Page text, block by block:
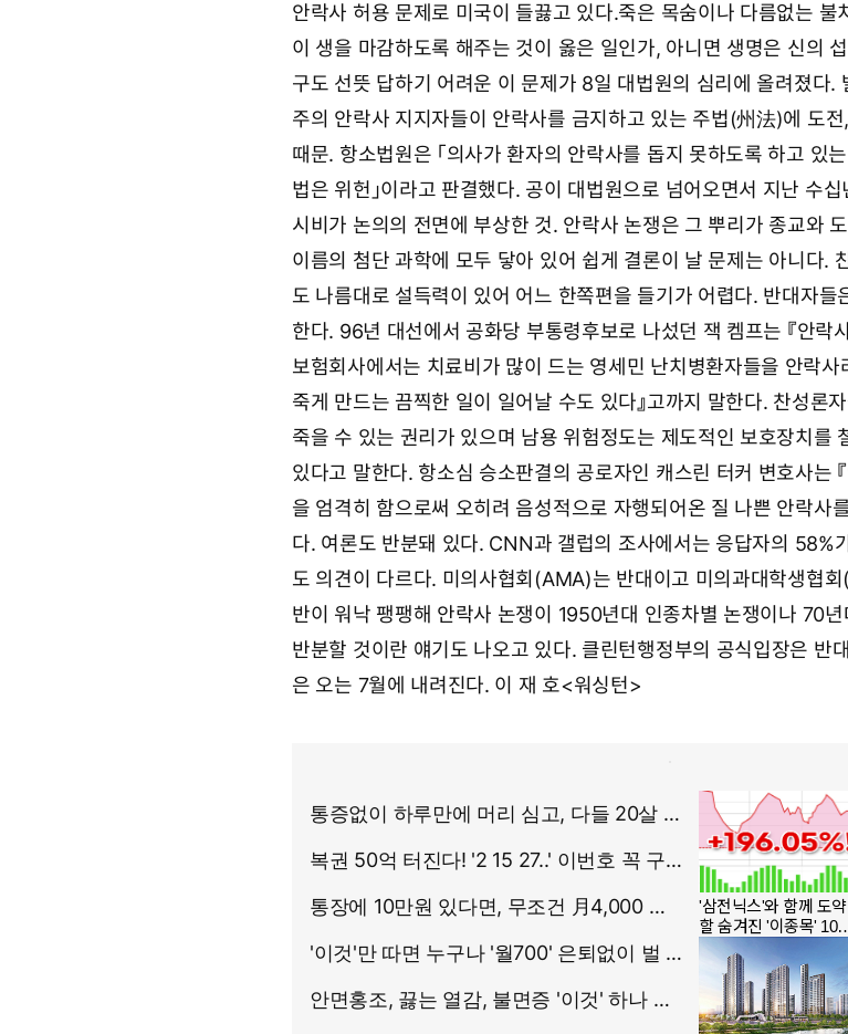
9
2
7
일
0
시
1
0
분
요
안락사 허용 문제로 미국이 들끓고 있다.죽은 목숨이나 다름없는 불
이 생을 마감하도록 해주는 것이 옳은 일인가, 아니면 생명은 신의
구도 선뜻 답하기 어려운 이 문제가 8일 대법원의 심리에 올려졌다.
주의 안락사 지지자들이 안락사를 금지하고 있는 주법(州法)에 도전
때문. 항소법원은 「의사가 환자의 안락사를 돕지 못하도록 하고 있
법은 위헌」이라고 판결했다. 공이 대법원으로 넘어오면서 지난 수
시비가 논의의 전면에 부상한 것. 안락사 논쟁은 그 뿌리가 종교와
이름의 첨단 과학에 모두 닿아 있어 쉽게 결론이 날 문제는 아니다.
도 나름대로 설득력이 있어 어느 한쪽편을 들기가 어렵다. 반대자들
한다. 96년 대선에서 공화당 부통령후보로 나섰던 잭 켐프는 『안락
보험회사에서는 치료비가 많이 드는 영세민 난치병환자들을 안락
죽게 만드는 끔찍한 일이 일어날 수도 있다』고까지 말한다. 찬성론
죽을 수 있는 권리가 있으며 남용 위험정도는 제도적인 보호장치를
있다고 말한다. 항소심 승소판결의 공로자인 캐스린 터커 변호사는
을 엄격히 함으로써 오히려 음성적으로 자행되어온 질 나쁜 안락사
다. 여론도 반분돼 있다. CNN과 갤럽의 조사에서는 응답자의 58%
도 의견이 다르다. 미의사협회(AMA)는 반대이고 미의과대학생협
반이 워낙 팽팽해 안락사 논쟁이 1950년대 인종차별 논쟁이나 70
반분할 것이란 얘기도 나오고 있다. 클린턴행정부의 공식입장은 반
은 오는 7월에 내려진다. 이 재 호<워싱턴>